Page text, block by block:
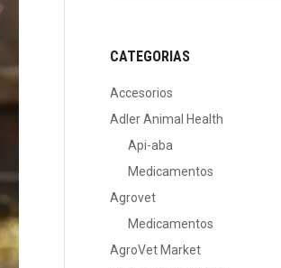
CATEGORIAS
Accesorios
Adler Animal Health
Api-aba
Medicamentos
Agrovet
Medicamentos
AgroVet Market